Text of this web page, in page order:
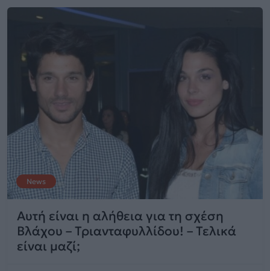
News
Αυτή είναι η αλήθεια για τη σχέση
Βλάχου – Τριανταφυλλίδου! – Τελικά
είναι μαζί;